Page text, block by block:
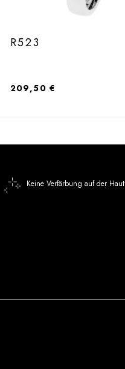
R523
Regulärer Preis:
209,50 €
Keine Verfärbung auf der Haut